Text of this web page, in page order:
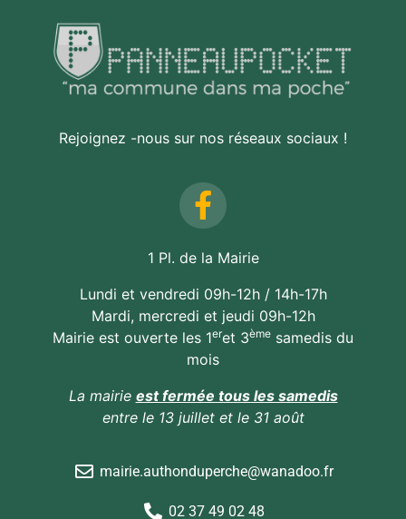
Rejoignez -nous sur nos réseaux sociaux !
1 Pl. de la Mairie
Lundi et vendredi 09h-12h / 14h-17h
Mardi, mercredi et jeudi 09h-12h
Mairie est ouverte les 1eret 3ème samedis du
mois
La mairie est fermée tous les samedis
entre le 13 juillet et le 31 août
mairie.authonduperche@wanadoo.fr
02 37 49 02 48